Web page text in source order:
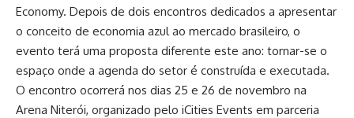
Economy. Depois de dois encontros dedicados a apresentar
o conceito de economia azul ao mercado brasileiro, o
evento terá uma proposta diferente este ano: tornar-se o
espaço onde a agenda do setor é construída e executada.
O encontro ocorrerá nos dias 25 e 26 de novembro na
Arena Niterói, organizado pelo iCities Events em parceria